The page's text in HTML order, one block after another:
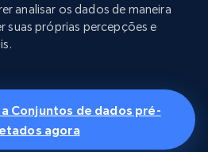
analisar os dados de maneira
suas próprias percepções e
Conjuntos de dados pré-
agora